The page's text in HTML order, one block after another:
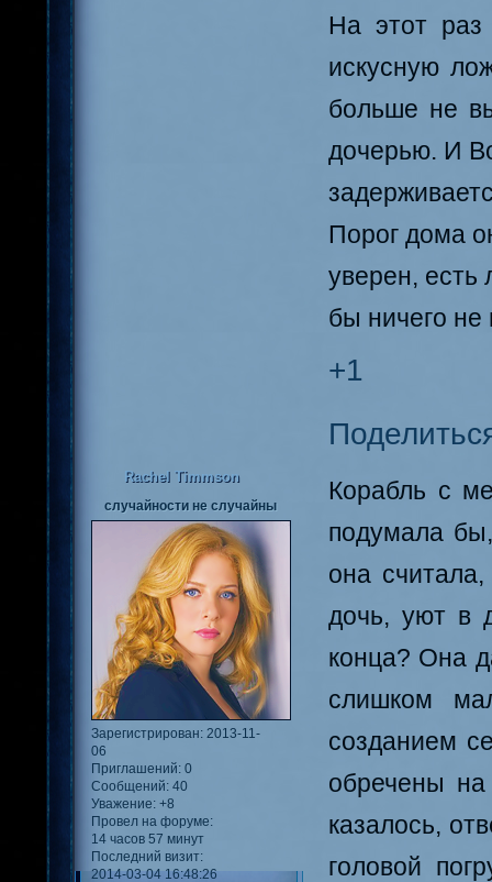
На этот
искусную
больше не
дочерью. И
Порог дома
уверен, есть
бы ничего
+1
Rachel Timmson
случайности не случайны
Зарегистрирован: 2013-11-
06
Приглашений: 0
Сообщений: 40
Уважение: +8
Провел на форуме:
14 часов 57 минут
Последний визит:
2014-03-04 16:48:26
Корабль с
подумала
она
дочь, уют в
конца? Она
слишком
созданием
обречены
казалось,
головой